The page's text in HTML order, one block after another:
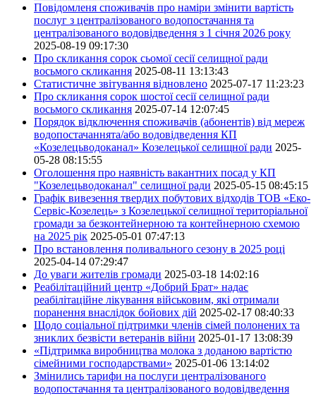
Повідомленя споживачів про наміри змінити вартість
послуг з централізованого водопостачання та
централізованого водовідведення з 1 січня 2026 року
2025-08-19 09:17:30
Про скликання сорок сьомої сесії селищної ради
восьмого скликання 2025-08-11 13:13:43
Статистичне звітування відновлено 2025-07-17 11:23:23
Про скликання сорок шостої сесії селищної ради
восьмого скликання 2025-07-14 12:07:45
Порядок відключення споживачів (абонентів) від мереж
водопостачаннята/або водовідведення КП
«Козелецьводоканал» Козелецької селищної ради 2025-
05-28 08:15:55
Оголошення про наявність вакантних посад у КП
"Козелецьводоканал" селищної ради 2025-05-15 08:45:15
Графік вивезення твердих побутових відходів ТОВ «Еко-
Сервіс-Козелець» з Козелецької селищної територіальної
громади за безконтейнерною та контейнерною схемою
на 2025 рік 2025-05-01 07:47:13
Про встановлення поливального сезону в 2025 році
2025-04-14 07:29:47
До уваги жителів громади 2025-03-18 14:02:16
Реабілітаційний центр «Добрий Брат» надає
реабілітаційне лікування військовим, які отримали
поранення внаслідок бойових дій 2025-02-17 08:40:33
Щодо соціальної підтримки членів сімей полонених та
зниклих безвісти ветеранів війни 2025-01-17 13:08:39
«Підтримка виробництва молока з доданою вартістю
сімейними господарствами» 2025-01-06 13:14:02
Змінились тарифи на послуги централізованого
водопостачання та централізованого водовідведення